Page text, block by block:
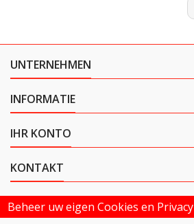
UNTERNEHMEN
INFORMATIE
IHR KONTO
KONTAKT
Beheer uw eigen Cookies en Privacy